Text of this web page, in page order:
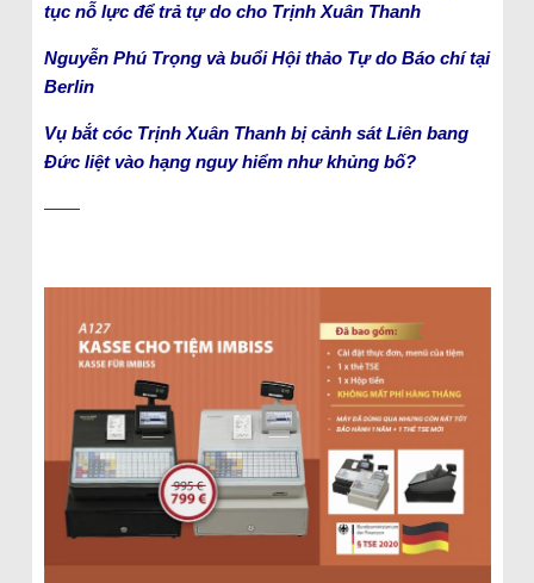
tục nỗ lực để trả tự do cho Trịnh Xuân Thanh
Nguyễn Phú Trọng và buổi Hội thảo Tự do Báo chí tại
Berlin
Vụ bắt cóc Trịnh Xuân Thanh bị cảnh sát Liên bang
Đức liệt vào hạng nguy hiểm như khủng bố?
——